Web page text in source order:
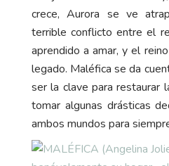
crece, Aurora se ve
terrible conflicto entre el
aprendido a amar, y el
legado. Maléfica se da
ser la clave para restaurar
tomar algunas drásticas
ambos mundos para